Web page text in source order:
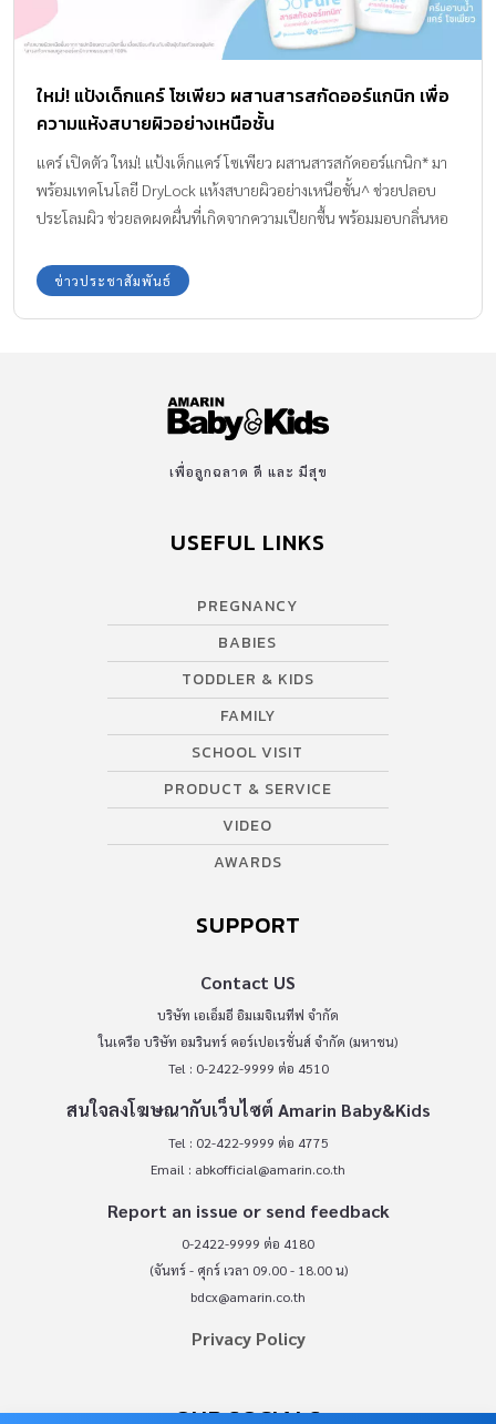
ใหม่! แป้งเด็กแคร์ โซเพียว ผสานสารสกัดออร์แกนิก เพื่อ
ความแห้งสบายผิวอย่างเหนือชั้น
แคร์ เปิดตัว ใหม่! แป้งเด็กแคร์ โซเพียว ผสานสารสกัดออร์แกนิก* มา
พร้อมเทคโนโลยี DryLock แห้งสบายผิวอย่างเหนือชั้น^ ช่วยปลอบ
ประโลมผิว ช่วยลดผดผื่นที่เกิดจากความเปียกชื้น พร้อมมอบกลิ่นหอ
ออร์แกนิกจากธรรมชาติ 100% – ปราศจากสารเคมี 6 ชนิด พาราเบน สี
สังเคราะห์ ซิลิโคน แอลกอฮอล์ พาทาเลต ส่วนผสมที่ได้จากสัตว์ *สาร
ละเอียดเพิ่มเติมและสั่งซื้อได้ที่
https://shopee.co.th/colgatepalmolive_official
ข่าวประชาสัมพันธ์
เพื่อลูกฉลาด ดี และ มีสุข
USEFUL LINKS
PREGNANCY
BABIES
TODDLER & KIDS
FAMILY
SCHOOL VISIT
PRODUCT & SERVICE
VIDEO
AWARDS
SUPPORT
Contact US
บริษัท เอเอ็มอี อิมเมจิเนทีฟ จำกัด
ในเครือ บริษัท อมรินทร์ คอร์เปอเรชั่นส์ จำกัด (มหาชน)
Tel : 0-2422-9999 ต่อ 4510
สนใจลงโฆษณากับเว็บไซต์ Amarin Baby&Kids
Tel : 02-422-9999 ต่อ 4775
Email : abkofficial@amarin.co.th
Report an issue or send feedback
0-2422-9999 ต่อ 4180
(จันทร์ - ศุกร์ เวลา 09.00 - 18.00 น)
bdcx@amarin.co.th
Privacy Policy